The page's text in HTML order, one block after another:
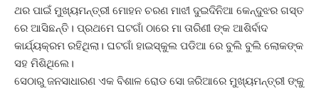
ଥର ପାଇଁ ମୁଖ୍ୟମନ୍ତ୍ରୀ ମୋହନ ଚରଣ ମାଝୀ ଦୁଇଦିନିଆ କେନ୍ଦୁଝର ଗସ୍ତ
ରେ ଆସିଛନ୍ତି। ପ୍ରଥମେ ଘଟଗାଁ ଠାରେ ମା ତାରିଣୀ ଙ୍କ ଆଶିର୍ବାଦ
କାର୍ଯ୍ୟକ୍ରମ ରହିଥିଲା। ଘଟଗାଁ ହାଇସ୍କୁଲ ପଡିଆ ରେ ବୁଲି ବୁଲି ଲୋକଙ୍କ
ସହ ମିଶିଥିଲେ।
ସେଠାରୁ ଜନସାଧାରଣ ଏକ ବିଶାଳ ରୋଡ ସୋ ଜରିଆରେ ମୁଖ୍ୟମନ୍ତ୍ରୀ ଙ୍କୁ